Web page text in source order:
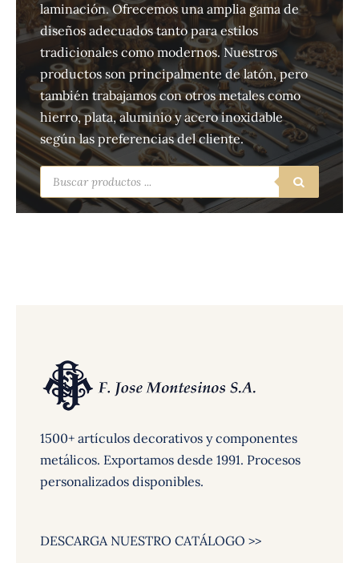
laminación. Ofrecemos una amplia gama de
diseños adecuados tanto para estilos
tradicionales como modernos. Nuestros
productos son principalmente de latón, pero
también trabajamos con otros metales como
hierro, plata, aluminio y acero inoxidable
según las preferencias del cliente.
Búsqueda
de
productos
1500+ artículos decorativos y componentes
metálicos. Exportamos desde 1991. Procesos
personalizados disponibles.
DESCARGA NUESTRO CATÁLOGO >>